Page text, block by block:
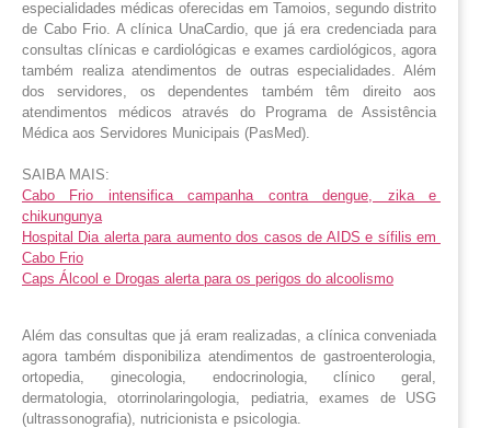
especialidades médicas oferecidas em Tamoios, segundo distrito
de Cabo Frio. A clínica UnaCardio, que já era credenciada para
consultas clínicas e cardiológicas e exames cardiológicos, agora
também realiza atendimentos de outras especialidades. Além
dos servidores, os dependentes também têm direito aos
atendimentos médicos através do Programa de Assistência
Médica aos Servidores Municipais (PasMed).
SAIBA MAIS:
Cabo Frio intensifica campanha contra dengue, zika e
chikungunya
Hospital Dia alerta para aumento dos casos de AIDS e sífilis em
Cabo Frio
Caps Álcool e Drogas alerta para os perigos do alcoolismo
Além das consultas que já eram realizadas, a clínica conveniada
agora também disponibiliza atendimentos de gastroenterologia,
ortopedia, ginecologia, endocrinologia, clínico geral,
dermatologia, otorrinolaringologia, pediatria, exames de USG
(ultrassonografia), nutricionista e psicologia.